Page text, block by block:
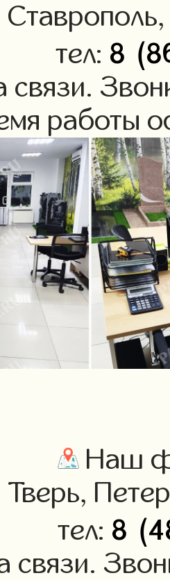
тел: 8
связи.
работы
Наш
Тверь,
тел: 8
связи.